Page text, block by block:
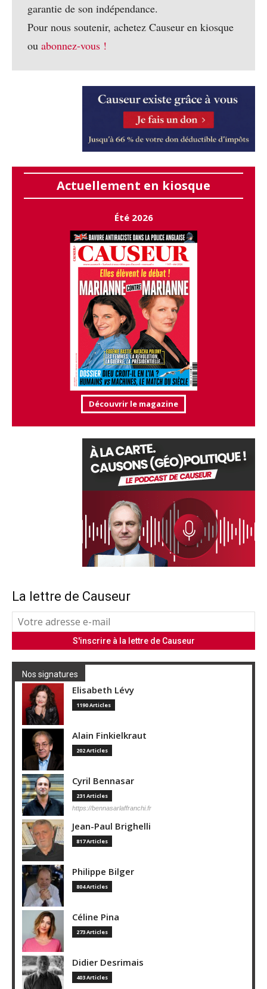
garantie de son indépendance.
Pour nous soutenir, achetez Causeur en kiosque
ou abonnez-vous !
Actuellement en kiosque
Été 2026
Découvrir le magazine
La lettre de Causeur
Nos signatures
Elisabeth Lévy
1190 Articles
Alain Finkielkraut
202 Articles
Cyril Bennasar
231 Articles
https://bennasarlaffranchi.fr
Jean-Paul Brighelli
817 Articles
Philippe Bilger
804 Articles
Céline Pina
273 Articles
Didier Desrimais
403 Articles